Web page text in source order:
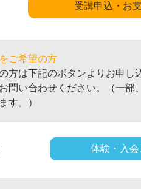
受講申込・お
ご希望の方
方は下記のボタンよりお申し
問い合わせください。（一部
す。）
体験・入会